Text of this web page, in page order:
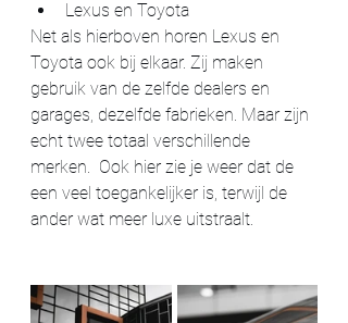
Lexus en Toyota
Net als hierboven horen Lexus en
Toyota ook bij elkaar. Zij maken
gebruik van de zelfde dealers en
garages, dezelfde fabrieken. Maar zijn
echt twee totaal verschillende
merken.  Ook hier zie je weer dat de
een veel toegankelijker is, terwijl de
ander wat meer luxe uitstraalt.